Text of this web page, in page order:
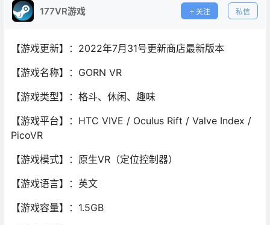
177VR游戏 关注 私信
【游戏更新】：2022年7月31号更新商店最新版本
【游戏名称】：GORN VR
【游戏类型】：格斗、休闲、趣味
【游戏平台】：HTC VIVE / Oculus Rift / Valve Index /
PicoVR
【游戏模式】：原生VR（定位控制器）
【游戏语言】：英文
【游戏容量】：1.5GB